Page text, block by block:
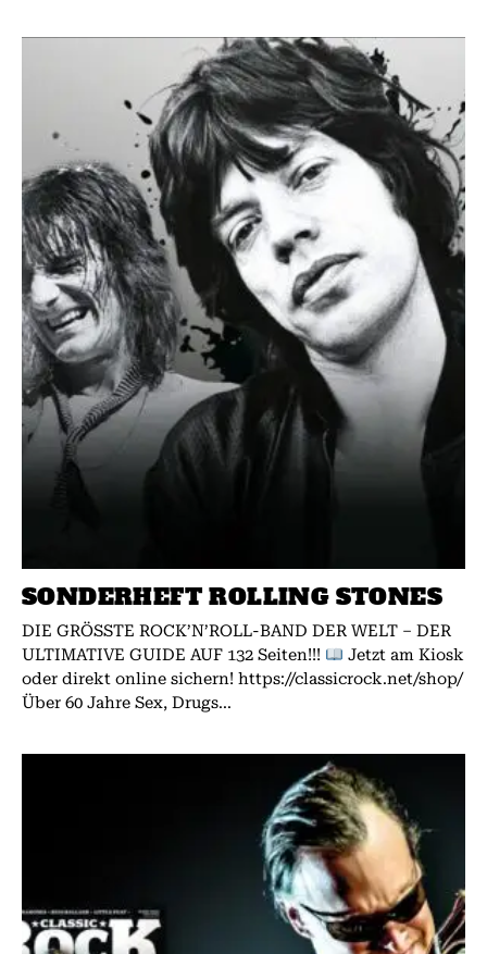
SONDERHEFT ROLLING STONES
DIE GRÖSSTE ROCK’N’ROLL-BAND DER WELT – DER
ULTIMATIVE GUIDE AUF 132 Seiten!!!
Jetzt am Kiosk
oder direkt online sichern! https://classicrock.net/shop/
Über 60 Jahre Sex, Drugs...